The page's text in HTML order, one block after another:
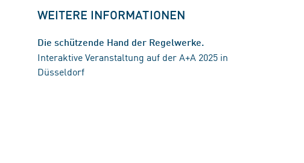
WEITERE INFORMATIONEN
Die schützende Hand der Regelwerke.
Interaktive Veranstaltung auf der A+A 2025 in
Düsseldorf